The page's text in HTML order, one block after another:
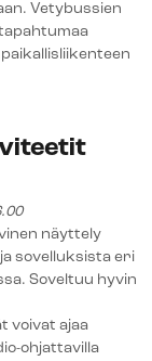
Vetybussien
näyttely
sovelluksista eri
Soveltuu hyvin
voivat ajaa
ohjattavilla